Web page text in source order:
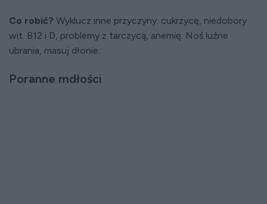
Co robić? Wyklucz inne przyczyny: cukrzycę, niedobory
wit. B12 i D, problemy z tarczycą, anemię. Noś luźne
ubrania, masuj dłonie.
Poranne mdłości